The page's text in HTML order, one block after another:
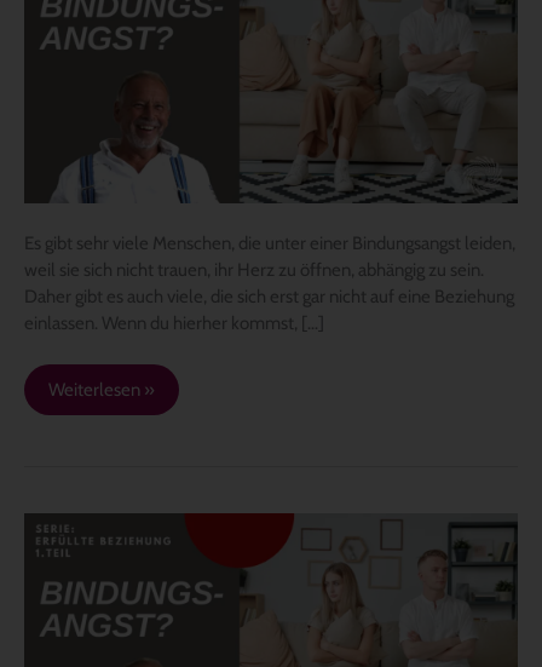
Es gibt sehr viele Menschen, die unter einer Bindungsangst leiden,
weil sie sich nicht trauen, ihr Herz zu öffnen, abhängig zu sein.
Daher gibt es auch viele, die sich erst gar nicht auf eine Beziehung
einlassen. Wenn du hierher kommst, […]
der
Bindungsangst
1.Teil
Serie:
Beziehung
Weiterlesen »
ERFÜLLTE
BEZIEHUNG
LEBEN
–
1.